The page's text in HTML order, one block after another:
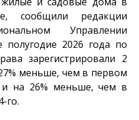
сообщили редакции
Управлении
полугодие 2026 года по
зарегистрировали 2
меньше, чем в первом
и на 26% меньше, чем в
го.